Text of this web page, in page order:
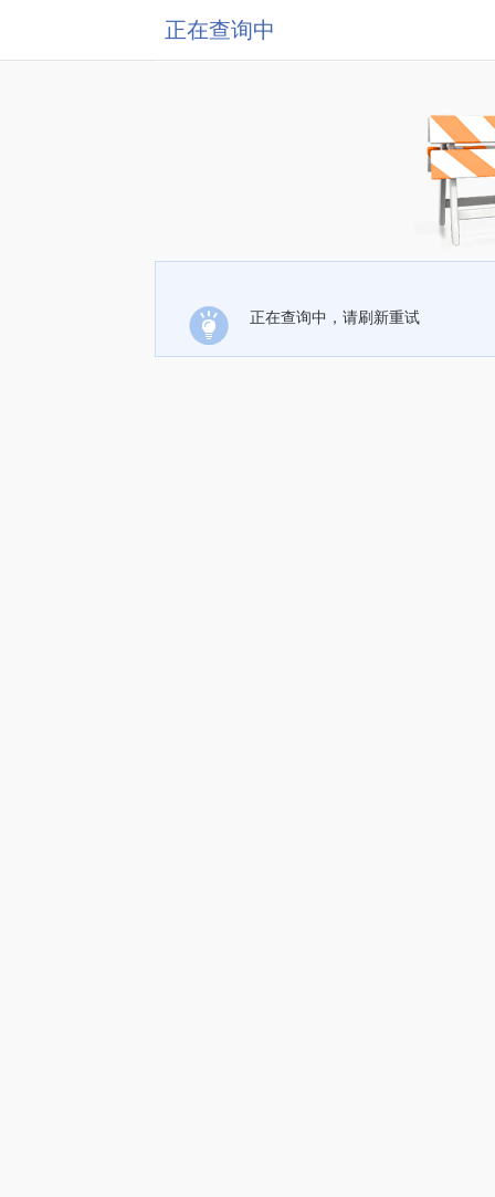
正在查询中
正在查询中，请刷新重试